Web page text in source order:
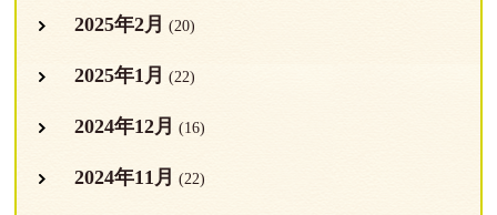
2025年2月 (20)
2025年1月 (22)
2024年12月 (16)
2024年11月 (22)